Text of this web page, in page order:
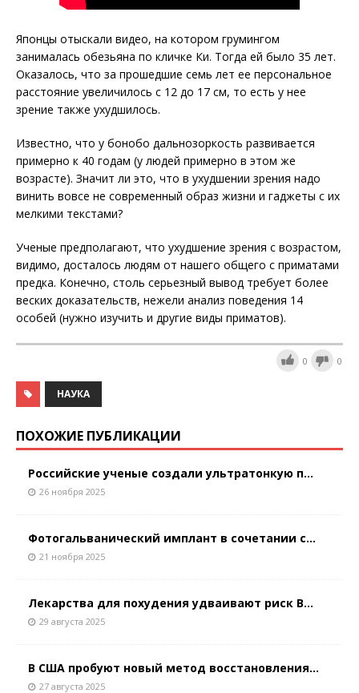
Японцы отыскали видео, на котором грумингом
занималась обезьяна по кличке Ки. Тогда ей было 35 лет.
Оказалось, что за прошедшие семь лет ее персональное
расстояние увеличилось с 12 до 17 см, то есть у нее
зрение также ухудшилось.
Известно, что у бонобо дальнозоркость развивается
примерно к 40 годам (у людей примерно в этом же
возрасте). Значит ли это, что в ухудшении зрения надо
винить вовсе не современный образ жизни и гаджеты с их
мелкими текстами?
Ученые предполагают, что ухудшение зрения с возрастом,
видимо, досталось людям от нашего общего с приматами
предка. Конечно, столь серьезный вывод требует более
веских доказательств, нежели анализ поведения 14
особей (нужно изучить и другие виды приматов).
0 0
НАУКА
ПОХОЖИЕ ПУБЛИКАЦИИ
Российские ученые создали ультратонкую п...
26 ноября 2025
Фотогальванический имплант в сочетании с...
21 ноября 2025
Лекарства для похудения удваивают риск В...
29 августа 2025
В США пробуют новый метод восстановления...
27 августа 2025